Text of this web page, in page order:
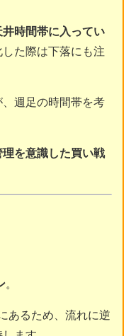
井時間帯に入ってい
た際は下落にも注
週足の時間帯を考
理を意識した買い戦
あるため、流れに逆